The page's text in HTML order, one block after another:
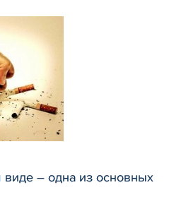
виде – одна из основных